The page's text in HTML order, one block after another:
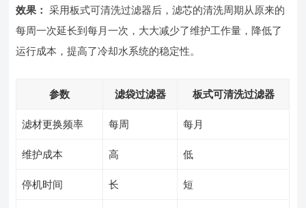
效果： 采用板式可清洗过滤器后，滤芯的清洗周期从原来的
每周一次延长到每月一次，大大减少了维护工作量，降低了
运行成本，提高了冷却水系统的稳定性。
参数 滤袋过滤器 板式可清洗过滤器
滤材更换频率 每周 每月
维护成本 高 低
停机时间 长 短